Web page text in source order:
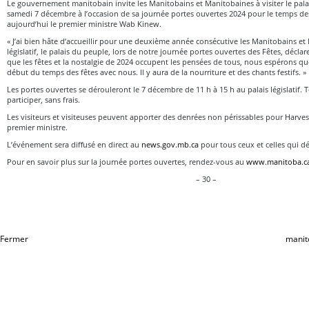
Le gouvernement manitobain invite les Manitobains et Manitobaines à visiter le
samedi 7 décembre à l’occasion de sa journée portes ouvertes 2024 pour le temps
aujourd’hui le premier ministre Wab Kinew.
« J’ai bien hâte d’accueillir pour une deuxième année consécutive les Manitobains
législatif, le palais du peuple, lors de notre journée portes ouvertes des Fêtes,
que les fêtes et la nostalgie de 2024 occupent les pensées de tous, nous espérons
début du temps des fêtes avec nous. Il y aura de la nourriture et des chants festifs. »
Les portes ouvertes se dérouleront le 7 décembre de 11 h à 15 h au palais législatif.
participer, sans frais.
Les visiteurs et visiteuses peuvent apporter des denrées non périssables pour
premier ministre.
L’événement sera diffusé en direct au news.gov.mb.ca pour tous ceux et celles qui
Pour en savoir plus sur la journée portes ouvertes, rendez-vous au
– 30 –
Fermer